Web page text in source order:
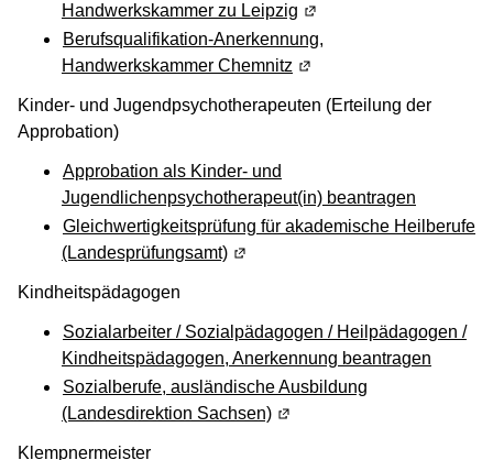
Handwerkskammer zu Leipzig (Wird in einem neuen
Berufsqualifikation-Anerkennung,
Handwerkskammer Chemnitz (Wird in einem neuen
Kinder- und Jugendpsychotherapeuten (Erteilung der
Approbation)
Approbation als Kinder- und
Jugendlichenpsychotherapeut(in) beantragen
Gleichwertigkeitsprüfung für akademische Heilberufe
(Landesprüfungsamt) (Wird in einem neuen Fenster
Kindheitspädagogen
Sozialarbeiter / Sozialpädagogen / Heilpädagogen /
Kindheitspädagogen, Anerkennung beantragen
Sozialberufe, ausländische Ausbildung
(Landesdirektion Sachsen) (Wird in einem neuen
Klempnermeister